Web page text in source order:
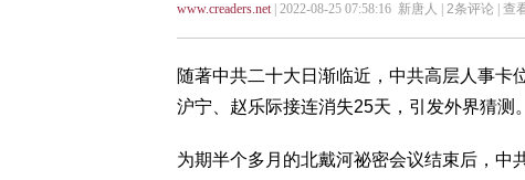
www.creaders.net| 2022-08-25 07:58:16 新唐人 | 2条评论 | 查
随著中共二十大日渐临近，中共高层人事卡
沪宁、赵乐际接连消失25天，引发外界猜测。
为期半个多月的北戴河祕密会议结束后，中